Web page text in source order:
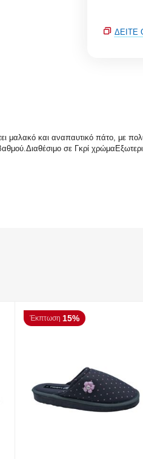
ΔΕΊΤΕ
και αναπαυτικό πάτο, με
σε Γκρί
Έκπτωση 15%